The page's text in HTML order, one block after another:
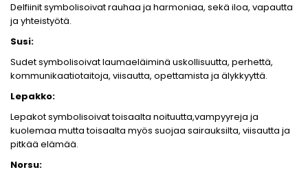
Delfiinit symbolisoivat rauhaa ja harmoniaa, sekä iloa, vapautta
ja yhteistyötä.
Susi:
Sudet symbolisoivat laumaeläiminä uskollisuutta, perhettä,
kommunikaatiotaitoja, viisautta, opettamista ja älykkyyttä.
Lepakko:
Lepakot symbolisoivat toisaalta noituutta,vampyyreja ja
kuolemaa mutta toisaalta myös suojaa sairauksilta, viisautta ja
pitkää elämää.
Norsu: